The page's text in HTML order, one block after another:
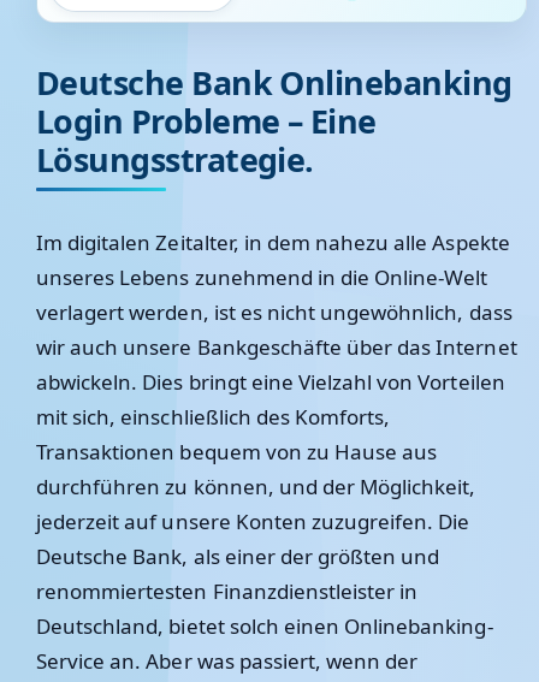
Deutsche Bank Onlinebanking
Login Probleme – Eine
Lösungsstrategie.
Im digitalen Zeitalter, in dem nahezu alle Aspekte
unseres Lebens zunehmend in die Online-Welt
verlagert werden, ist es nicht ungewöhnlich, dass
wir auch unsere Bankgeschäfte über das Internet
abwickeln. Dies bringt eine Vielzahl von Vorteilen
mit sich, einschließlich des Komforts,
Transaktionen bequem von zu Hause aus
durchführen zu können, und der Möglichkeit,
jederzeit auf unsere Konten zuzugreifen. Die
Deutsche Bank, als einer der größten und
renommiertesten Finanzdienstleister in
Deutschland, bietet solch einen Onlinebanking-
Service an. Aber was passiert, wenn der